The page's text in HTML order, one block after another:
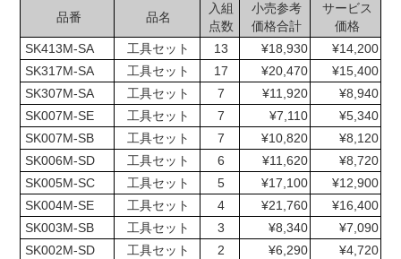
品番 品名
入組
点数
小売参考
価格合計
サービス
価格
SK413M-SA
工具セット 13 ¥18,930
¥14,200
SK317M-SA
工具セット 17 ¥20,470
¥15,400
SK307M-SA
工具セット 7 ¥11,920
¥8,940
SK007M-SE
工具セット 7 ¥7,110
¥5,340
SK007M-SB
工具セット 7 ¥10,820
¥8,120
SK006M-SD
工具セット 6 ¥11,620
¥8,720
SK005M-SC
工具セット 5 ¥17,100
¥12,900
SK004M-SE
工具セット 4 ¥21,760
¥16,400
SK003M-SB
工具セット 3 ¥8,340
¥7,090
SK002M-SD
工具セット 2 ¥6,290 ¥4,720